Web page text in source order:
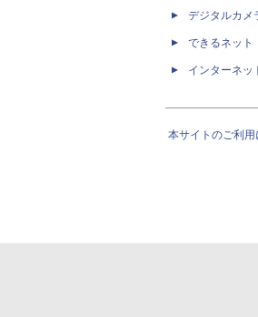
デジタルカメ
できるネット
インターネッ
本サイトのご利用